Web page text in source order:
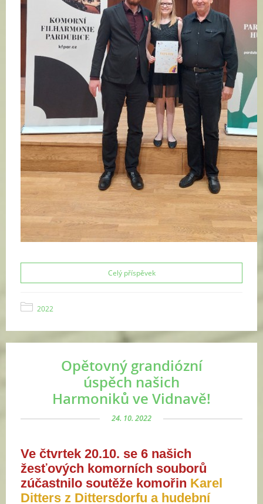
Celý příspěvek
2022
Opětovný grandiózní
úspěch našich
Harmoniků ve Vidnavě!
24. 10. 2022
Ve čtvrtek 20.10. se 6 našich
žesťových komorních souborů
zúčastnilo soutěže komořin Karel
Ditters z Dittersdorfu a hudební